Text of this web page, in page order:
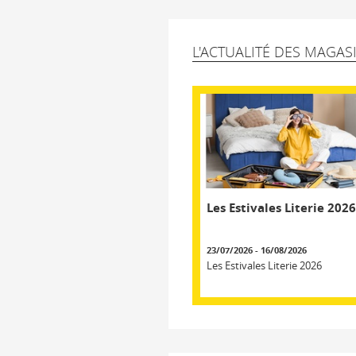
L'ACTUALITÉ DES
Les Estivales Literie 2026
23/07/2026 - 16/08/2026
Les Estivales Literie 2026